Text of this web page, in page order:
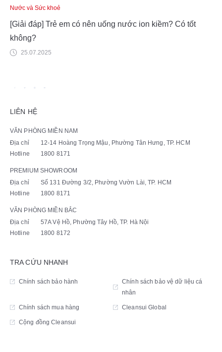
Nước và Sức khoẻ
[Giải đáp] Trẻ em có nên uống nước ion kiềm? Có tốt
không?
25.07.2025
LIÊN HỆ
VĂN PHÒNG MIỀN NAM
Địa chỉ
12-14 Hoàng Trọng Mậu, Phường Tân Hưng, TP. HCM
Hotline
1800 8171
PREMIUM SHOWROOM
Địa chỉ
Số 131 Đường 3/2, Phường Vườn Lài, TP. HCM
Hotline
1800 8171
VĂN PHÒNG MIỀN BẮC
Địa chỉ
57A Vệ Hồ, Phường Tây Hồ, TP. Hà Nội
Hotline
1800 8172
TRA CỨU NHANH
Chính sách bảo hành
Chính sách bảo vệ dữ liệu cá
nhân
Chính sách mua hàng Cleansui Global
Cộng đồng Cleansui